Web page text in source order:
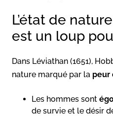
L’état de
est un loup
Dans Léviathan (1651),
nature marqué par la peur
Les hommes sont
de survie et le désir